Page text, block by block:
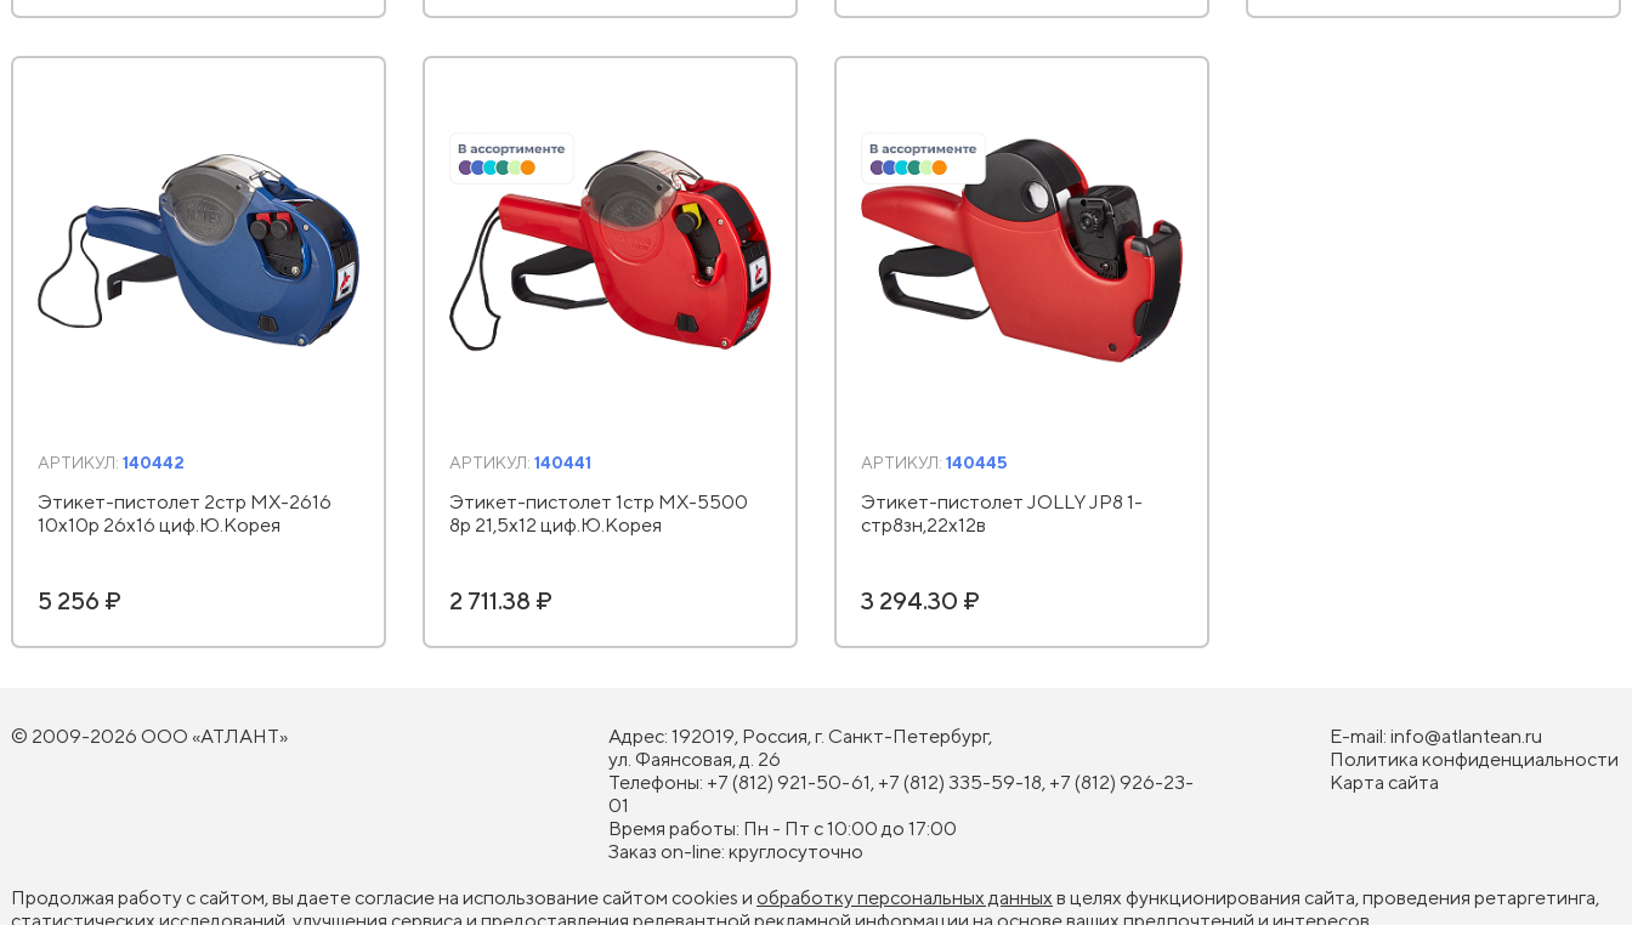
АРТИКУЛ: 140442
Этикет-пистолет 2стр MX-2616
10х10р 26х16 циф.Ю.Корея
5 256 ₽
АРТИКУЛ: 140441
Этикет-пистолет 1стр MX-5500
8р 21,5х12 циф.Ю.Корея
2 711.38 ₽
АРТИКУЛ: 140445
Этикет-пистолет JOLLY JP8 1-
стр8зн,22х12в
3 294.30 ₽
© 2009-2026 ООО «АТЛАНТ»
Адрес: 192019, Россия, г. Санкт-Петербург,
ул. Фаянсовая, д. 26
Телефоны: +7 (812) 921-50-61, +7 (812) 335-59-18, +7 (812) 926-23-
01
Время работы: Пн - Пт с 10:00 до 17:00
Заказ on-line: круглосуточно
E-mail: info@atlantean.ru
Политика конфиденциальности
Карта сайта
Продолжая работу с сайтом, вы даете согласие на использование сайтом cookies и обработку персональных данных в целях функционирования сайта, проведения ретаргетинга,